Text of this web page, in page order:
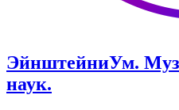
ЭйнштейниУм.
наук.